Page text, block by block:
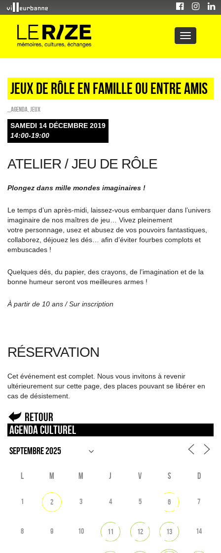
Jeux de rôle en famille ou entre amis
_Agenda Jeux
SAMEDI 14 DÉCEMBRE 2019
14:00-19:00
ATELIER / JEU DE RÔLE
Plongez dans mille mondes imaginaires !
Le temps d’un après-midi, laissez-vous embarquer dans l’univers
imaginaire de nos maîtres de jeu… Vivez pleinement
votre personnage, usez et abusez de vos pouvoirs fantastiques,
collaborez, déjouez les dés… afin d’éviter fourbes complots et
embuscades !
Quelques dés, du papier, des crayons, de l’imagination et de la
bonne humeur seront vos meilleures armes !
À partir de 10 ans / Sur inscription
RÉSERVATION
Cet événement est complet. Nous vous invitons à revenir
ultérieurement sur cette page, des places pouvant se libérer en
cas de désistement.
Retour
Agenda culturel
L M M J V S D
1 2 3 4 5 6 7
8 9 10 11 12 13 14